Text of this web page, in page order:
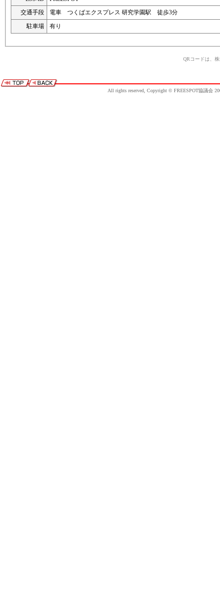
交通手段
電車 つくばエクスプレス 研究学園駅 徒歩3分
駐車場
有り
QRコードは、
All rights reserved, Copyright © FREESPOT協議会